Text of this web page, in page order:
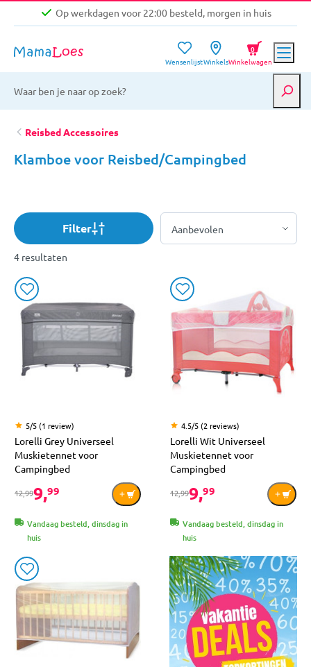
Op werkdagen voor 22:00 besteld, morgen in huis
Gratis verzending vanaf €39,-
Op werkdagen voor 22:00 besteld, morgen in huis
WensenlijstWinkelsWinkelwagen
0
Reisbed Accessoires
Klamboe voor Reisbed/Campingbed
Filter
4 resultaten
5/5 (1 review)
Lorelli Grey Universeel
Muskietennet voor
Campingbed
12,999,99
Vandaag besteld, dinsdag in
huis
4.5/5 (2 reviews)
Lorelli Wit Universeel
Muskietennet voor
Campingbed
12,999,99
Vandaag besteld, dinsdag in
huis